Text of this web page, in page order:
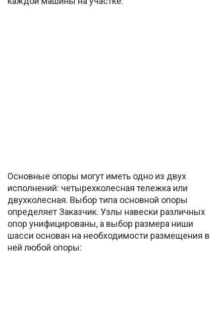
Основные опоры могут иметь одно из двух
исполнений: четырехколесная тележка или
двухколесная. Выбор типа основной опоры
определяет Заказчик. Узлы навески различных
опор унифицированы, а выбор размера ниши
шасси основан на необходимости размещения в
ней любой опоры: